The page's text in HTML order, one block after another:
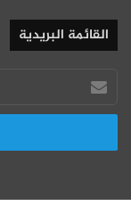
القائمة البريدية
أدخل
بريدك
الإلكتروني